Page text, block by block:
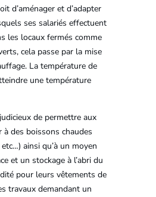
d’aménager et d’adapter
ses salariés effectuent
les locaux fermés comme
cela passe par la mise
La température de
une température
de permettre aux
à des boissons chaudes
ainsi qu’à un moyen
et un stockage à l’abri du
pour leurs vêtements de
travaux demandant un